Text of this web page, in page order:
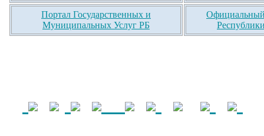
Портал Государственных и
Муниципальных Услуг РБ
Официальный